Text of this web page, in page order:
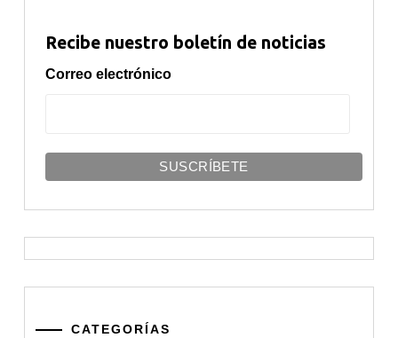
Recibe nuestro boletín de noticias
Correo electrónico
CATEGORÍAS